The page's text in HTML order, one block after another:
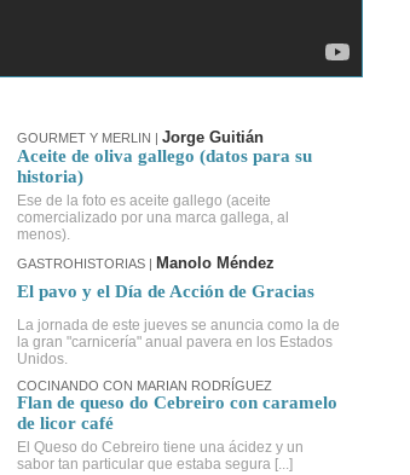
GOURMET Y MERLIN | Jorge Guitián
Aceite de oliva gallego (datos para su
historia)
Ese de la foto es aceite gallego (aceite
comercializado por una marca gallega, al
menos).
GASTROHISTORIAS | Manolo Méndez
El pavo y el Día de Acción de Gracias
La jornada de este jueves se anuncia como la de
la gran "carnicería" anual pavera en los Estados
Unidos.
COCINANDO CON MARIAN RODRÍGUEZ
Flan de queso do Cebreiro con caramelo
de licor café
El Queso do Cebreiro tiene una ácidez y un
sabor tan particular que estaba segura [...]